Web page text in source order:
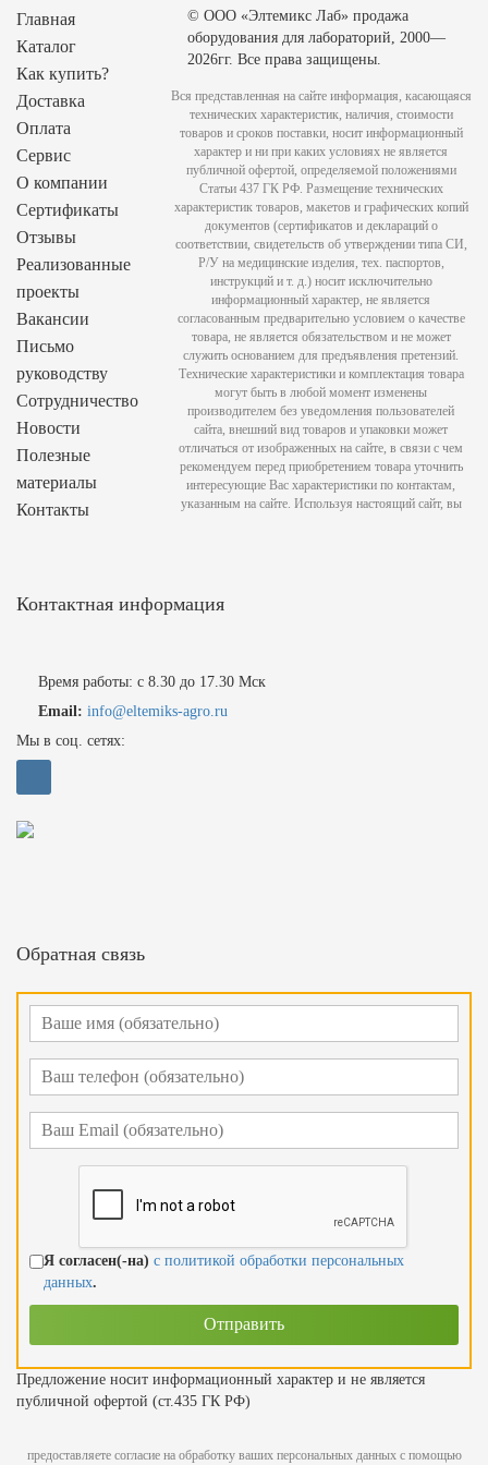
Главная
Каталог
Как купить?
Доставка
Оплата
Сервис
О компании
Сертификаты
Отзывы
Реализованные
проекты
Вакансии
Письмо
руководству
Сотрудничество
Новости
Полезные
материалы
Контакты
Контактная информация
Время работы: с 8.30 до 17.30 Мск
Email: info@eltemiks-agro.ru
Мы в соц. сетях:
Обратная связь
Я согласен(-на) с политикой обработки персональных
данных.
Предложение носит информационный характер и не является
публичной офертой (ст.435 ГК РФ)
© ООО «Элтемикс Лаб» продажа
оборудования для лабораторий, 2000—
2026гг. Все права защищены.
Вся представленная на сайте информация, касающаяся
технических характеристик, наличия, стоимости
товаров и сроков поставки, носит информационный
характер и ни при каких условиях не является
публичной офертой, определяемой положениями
Статьи 437 ГК РФ. Размещение технических
характеристик товаров, макетов и графических копий
документов (сертификатов и деклараций о
соответствии, свидетельств об утверждении типа СИ,
Р/У на медицинские изделия, тех. паспортов,
инструкций и т. д.) носит исключительно
информационный характер, не является
согласованным предварительно условием о качестве
товара, не является обязательством и не может
служить основанием для предъявления претензий.
Технические характеристики и комплектация товара
могут быть в любой момент изменены
производителем без уведомления пользователей
сайта, внешний вид товаров и упаковки может
отличаться от изображенных на сайте, в связи с чем
рекомендуем перед приобретением товара уточнить
интересующие Вас характеристики по контактам,
указанным на сайте. Используя настоящий сайт, вы
предоставляете согласие на обработку ваших персональных данных с помощью